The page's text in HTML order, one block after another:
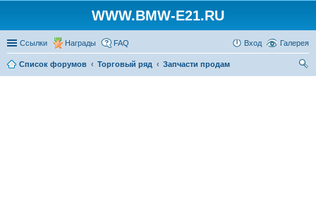
WWW.BMW-E21.RU
Ссылки Награды Галерея
FAQ Вход
Список форумов Торговый ряд
Запчасти продам